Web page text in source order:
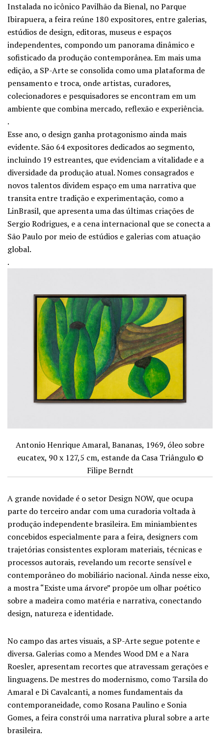
Instalada no icônicoPavilhão da Bienal, no Parque
Ibirapuera, a feira reúne 180 expositores, entre galerias,
estúdios de design, editoras, museus e espaços
independentes, compondo um panorama dinâmico e
sofisticado da produção contemporânea. Em mais uma
edição, a SP-Arte se consolida como uma plataforma de
pensamento e troca, onde artistas, curadores,
colecionadores e pesquisadores se encontram em um
ambiente que combina mercado, reflexão e experiência.
.
Esse ano, o design ganha protagonismo ainda mais
evidente. São 64 expositores dedicados ao segmento,
incluindo 19 estreantes, que evidenciam a vitalidade e a
diversidade da produção atual. Nomes consagrados e
novos talentos dividem espaço em uma narrativa que
transita entre tradição e experimentação, como a
LinBrasil, que apresenta uma das últimas criações de
Sergio Rodrigues, e a cena internacional que se conecta a
São Paulo por meio de estúdios e galerias com atuação
global.
.
Antonio Henrique Amaral, Bananas, 1969, óleo sobre
eucatex, 90 x 127,5 cm, estande da Casa Triângulo ©
Filipe Berndt
A grande novidade é o setor Design NOW, que ocupa
parte do terceiro andar com uma curadoria voltada à
produção independente brasileira. Em miniambientes
concebidos especialmente para a feira, designers com
trajetórias consistentes exploram materiais, técnicas e
processos autorais, revelando um recorte sensível e
contemporâneo do mobiliário nacional. Ainda nesse eixo,
a mostra “Existe uma árvore” propõe um olhar poético
sobre a madeira como matéria e narrativa, conectando
design, natureza e identidade.
No campo das artes visuais, a SP-Arte segue potente e
diversa. Galerias como aMendes Wood DM e aNara
Roesler, apresentam recortes que atravessam gerações e
linguagens. De mestres do modernismo, como Tarsila do
Amaral eDi Cavalcanti, a nomes fundamentais da
contemporaneidade, comoRosana Paulino e Sonia
Gomes, a feira constrói uma narrativa plural sobre a arte
brasileira.